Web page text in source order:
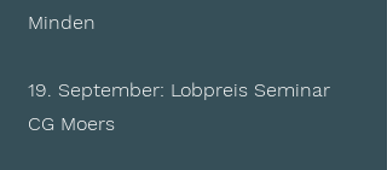
Minden
19. September: Lobpreis Seminar
CG Moers